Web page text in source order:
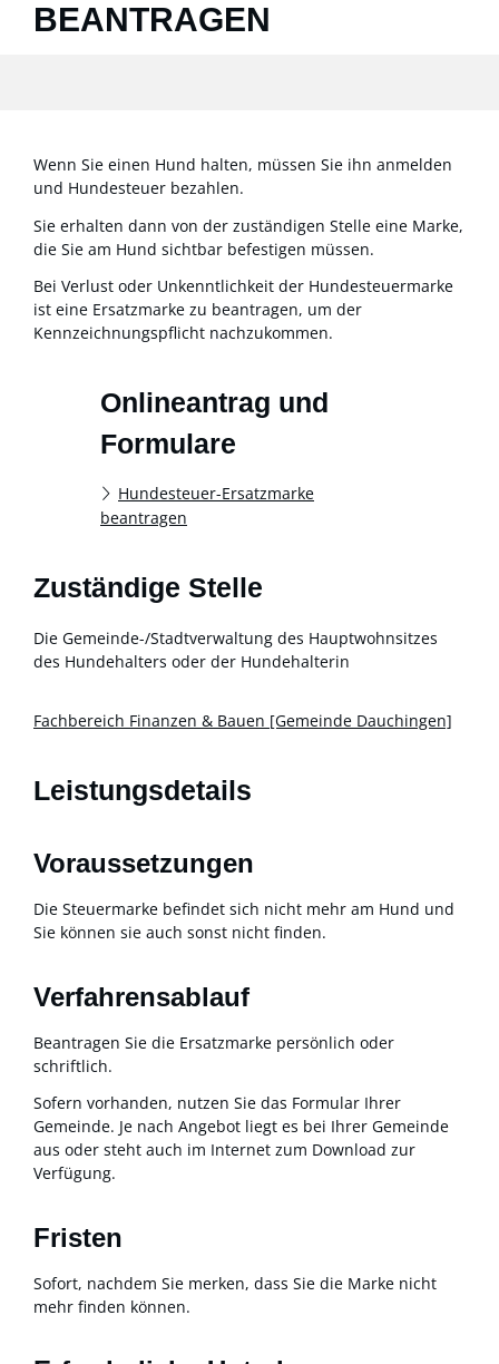
BEANTRAGEN
Wenn Sie einen Hund halten, müssen Sie ihn anmelden
und Hundesteuer bezahlen.
Sie erhalten dann von der zuständigen Stelle eine Marke,
die Sie am Hund sichtbar befestigen müssen.
Bei Verlust oder Unkenntlichkeit der Hundesteuermarke
ist eine Ersatzmarke zu beantragen, um der
Kennzeichnungspflicht nachzukommen.
Onlineantrag und
Formulare
Hundesteuer-Ersatzmarke
beantragen
Zuständige Stelle
Die Gemeinde-/Stadtverwaltung des Hauptwohnsitzes
des Hundehalters oder der Hundehalterin
Fachbereich Finanzen & Bauen [Gemeinde Dauchingen]
Leistungsdetails
Voraussetzungen
Die Steuermarke befindet sich nicht mehr am Hund und
Sie können sie auch sonst nicht finden.
Verfahrensablauf
Beantragen Sie die Ersatzmarke persönlich oder
schriftlich.
Sofern vorhanden, nutzen Sie das Formular Ihrer
Gemeinde. Je nach Angebot liegt es bei Ihrer Gemeinde
aus oder steht auch im Internet zum Download zur
Verfügung.
Fristen
Sofort, nachdem Sie merken, dass Sie die Marke nicht
mehr finden können.